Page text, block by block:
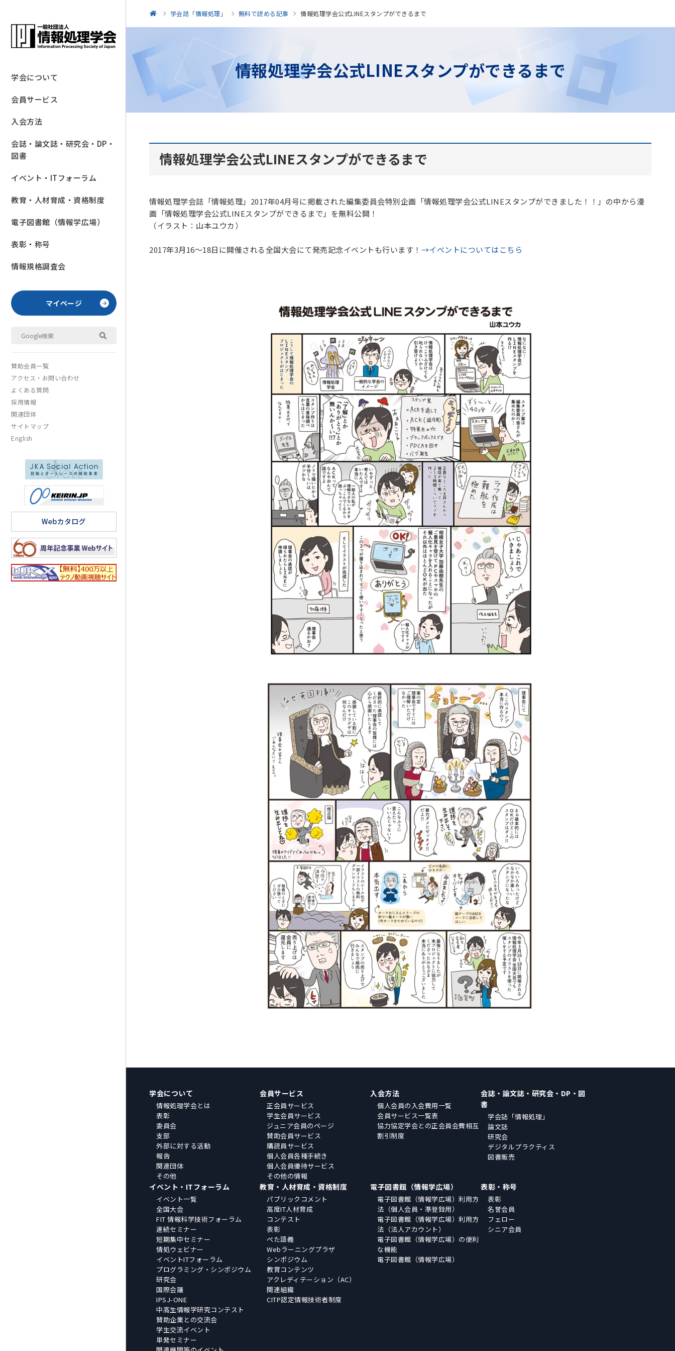
学会について
会員サービス
入会方法
会誌・論文誌・研究会・DP・
図書
イベント・ITフォーラム
教育・人材育成・資格制度
電子図書館（情報学広場）
表彰・称号
情報規格調査会
マイページ
賛助会員一覧
アクセス・お問い合わせ
よくある質問
採用情報
関連団体
サイトマップ
English
学会誌「情報処理」 無料で読める記事 情報処理学会公式LINEスタンプができるまで
情報処理学会公式LINEスタンプができるまで
情報処理学会公式LINEスタンプができるまで
情報処理学会誌「情報処理」2017年04月号に掲載された編集委員会特別企画「情報処理学会公式LINEスタンプができました！！」の中から漫
画「情報処理学会公式LINEスタンプができるまで」を無料公開！
（イラスト：山本ユウカ）
2017年3月16〜18日に開催される全国大会にて発売記念イベントも行います！ →イベントについてはこちら
学会について
情報処理学会とは
表彰
委員会
支部
外部に対する活動
報告
関連団体
その他
会員サービス
正会員サービス
学生会員サービス
ジュニア会員のページ
賛助会員サービス
購読員サービス
個人会員各種手続き
個人会員優待サービス
その他の情報
入会方法
個人会員の入会費用一覧
会員サービス一覧表
協力協定学会との正会員会費相互
割引制度
会誌・論文誌・研究会・DP・図
書
学会誌「情報処理」
論文誌
研究会
デジタルプラクティス
図書販売
イベント・ITフォーラム
イベント一覧
全国大会
FIT 情報科学技術フォーラム
連続セミナー
短期集中セミナー
情処ウェビナー
イベントITフォーラム
プログラミング・シンポジウム
研究会
国際会議
IPSJ-ONE
中高生情報学研究コンテスト
賛助企業との交流会
学生交流イベント
単発セミナー
教育・人材育成・資格制度
パブリックコメント
高度IT人材育成
コンテスト
表彰
ぺた語義
Webラーニングプラザ
シンポジウム
教育コンテンツ
アクレディテーション（AC）
関連組織
CITP認定情報技術者制度
電子図書館（情報学広場）
電子図書館（情報学広場）利用方
法（個人会員・準登録用）
電子図書館（情報学広場）利用方
法（法人アカウント）
電子図書館（情報学広場）の便利
な機能
電子図書館（情報学広場）
表彰・称号
表彰
名誉会員
フェロー
シニア会員